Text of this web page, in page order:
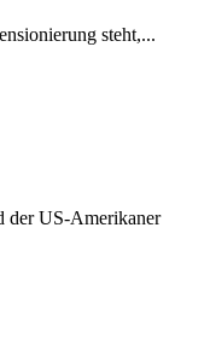
steht,...
der US-Amerikaner